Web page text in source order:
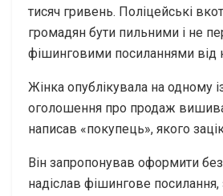
тисяч гривень. Поліцейські
громадян бути пильними і не
фішинговими посиланнями від
Жінка опублікувала на одному
оголошення про продаж
написав «покупець», якого
Він запропонував оформити
надіслав фішингове посилання,